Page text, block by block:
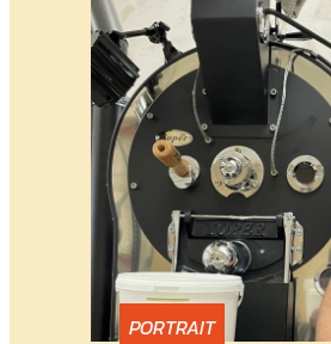
PORTRAIT